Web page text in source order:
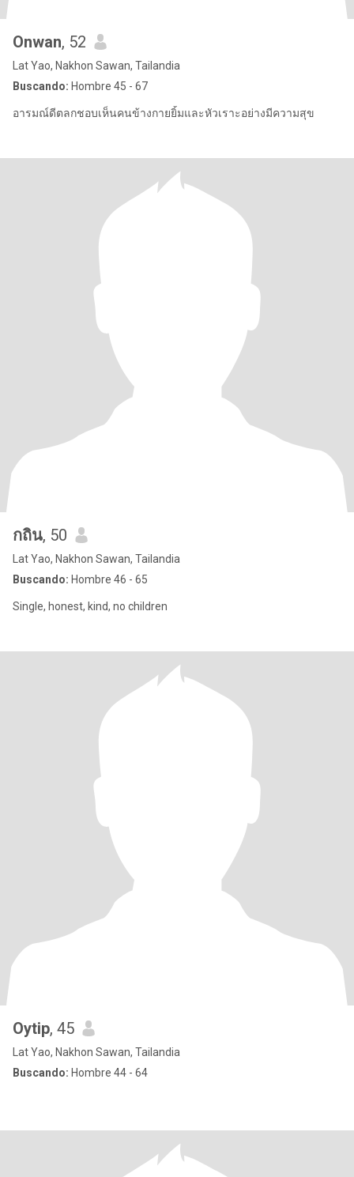
Onwan, 52
Lat Yao, Nakhon Sawan, Tailandia
Buscando: Hombre 45 - 67
อารมณ์ดีตลกชอบเห็นคนข้างกายยิ้มและหัวเราะอย่างมีความสุข
กถิน, 50
Lat Yao, Nakhon Sawan, Tailandia
Buscando: Hombre 46 - 65
Single, honest, kind, no children
Oytip, 45
Lat Yao, Nakhon Sawan, Tailandia
Buscando: Hombre 44 - 64